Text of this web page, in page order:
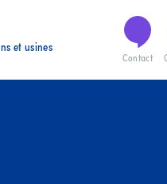
et usines
Contact